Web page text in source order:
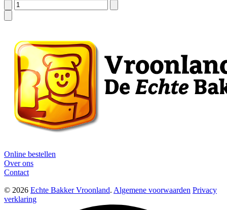
Online bestellen
Over ons
Contact
© 2026 Echte Bakker Vroonland. Algemene voorwaarden Privacy
verklaring